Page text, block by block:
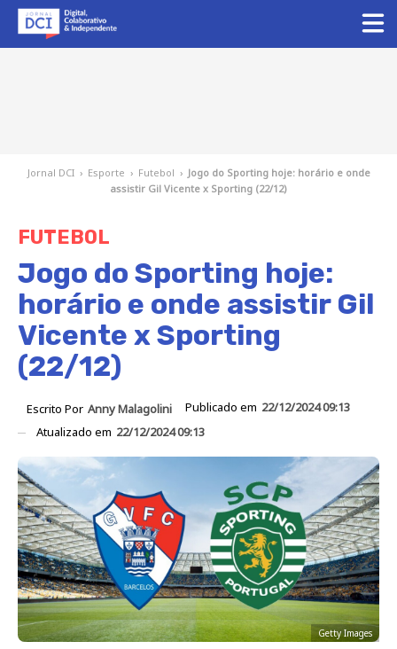
Jornal DCI › Esporte › Futebol › Jogo do Sporting hoje: horário e onde
assistir Gil Vicente x Sporting (22/12)
FUTEBOL
Jogo do Sporting hoje:
horário e onde assistir Gil
Vicente x Sporting
(22/12)
Escrito Por Anny Malagolini Publicado em 22/12/2024 09:13
Atualizado em 22/12/2024 09:13
Getty Images